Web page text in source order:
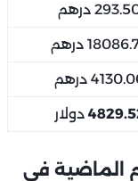
درهم
درهم
درهم
دولار
الماضية فى